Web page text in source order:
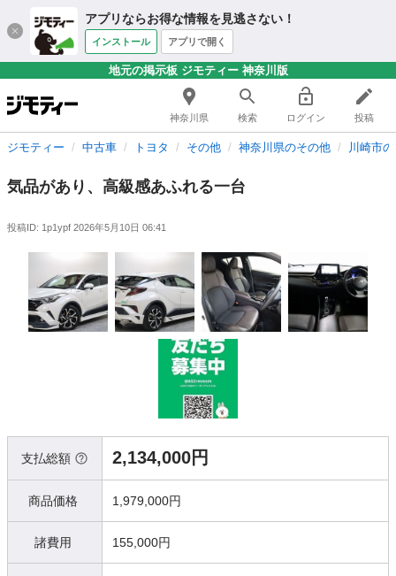
アプリならお得な情報を見逃さない！
インストール アプリで開く
地元の掲示板 ジモティー 神奈川版
神奈川県 検索 ログイン 投稿
ジモティー 中古車 トヨタ その他 神奈川県のその他 川崎市
気品があり、高級感あふれる一台
投稿ID: 1p1ypf 2026年5月10日 06:41
支払総額 2,134,000円
商品価格 1,979,000円
諸費用 155,000円